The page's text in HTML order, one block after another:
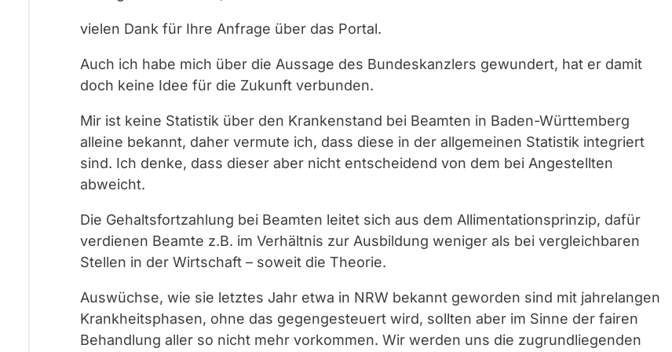
vielen Dank für Ihre Anfrage über das Portal.
Auch ich habe mich über die Aussage des Bundeskanzlers gewundert, hat er damit
doch keine Idee für die Zukunft verbunden.
Mir ist keine Statistik über den Krankenstand bei Beamten in Baden-Württemberg
alleine bekannt, daher vermute ich, dass diese in der allgemeinen Statistik integriert
sind. Ich denke, dass dieser aber nicht entscheidend von dem bei Angestellten
abweicht.
Die Gehaltsfortzahlung bei Beamten leitet sich aus dem Allimentationsprinzip, dafür
verdienen Beamte z.B. im Verhältnis zur Ausbildung weniger als bei vergleichbaren
Stellen in der Wirtschaft – soweit die Theorie.
Auswüchse, wie sie letztes Jahr etwa in NRW bekannt geworden sind mit jahrelangen
Krankheitsphasen, ohne das gegengesteuert wird, sollten aber im Sinne der fairen
Behandlung aller so nicht mehr vorkommen. Wir werden uns die zugrundliegenden